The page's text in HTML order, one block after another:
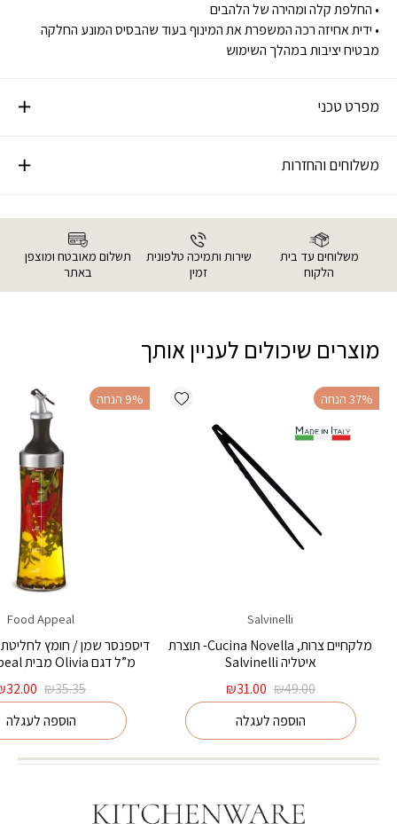
• החלפת קלה ומהירה של הלהבים
• ידית אחיזה רכה המשפרת את המינוף בעוד שהבסיס המונע החלקה
מבטיח יציבות במהלך השימוש
מפרט טכני
משלוחים והחזרות
משלוחים עד בית
הלקוח
שירות ותמיכה טלפונית
זמין
תשלום מאובטח ומוצפן
באתר
מוצרים שיכולים לעניין אותך
Add wishlist ‫37% הנחה
Salvinelli
מלקחיים צרות, Cucina Novella- תוצרת
איטליה Salvinelli
₪49.00
המחיר
המקורי
היה:
₪49.00.
₪31.00
הנוכחי
₪31.00.
הוספה לעגלה
‫9% הנחה
Food Appeal
מ”ל דגם Olivia מבית Food Appeal
₪35.35
המחיר
המקורי
היה:
₪35.35.
32.00
הוספה לעגלה